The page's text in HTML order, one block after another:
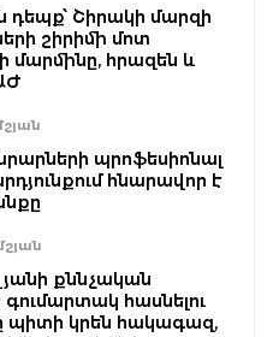
Շիրակի մարզի
շիրիմի մոտ
մարմինը, հրազեն և
պրոֆեսիոնալ
հնարավոր է
քննչական
հասնելու
կրեն հակագազ,